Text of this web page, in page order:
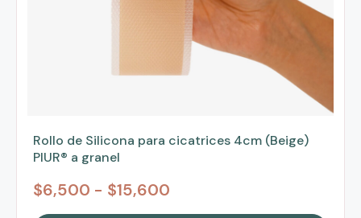
Rollo de Silicona para cicatrices 4cm (Beige)
PIUR® a granel
$6,500 - $15,600